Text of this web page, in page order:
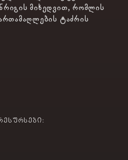
მიხედვით, რომლის
ტაძრის